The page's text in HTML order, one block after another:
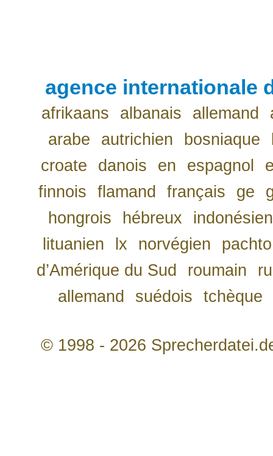
agence internationale
afrikaans albanais allemand
arabe
autrichien bosniaque
croate
danois en espagnol
finnois
flamand français ge
hongrois
hébreux
indonésien
lituanien
lx norvégien
pachto
d’Amérique du Sud
roumain
allemand
suédois tchèque
© 1998 - 2026